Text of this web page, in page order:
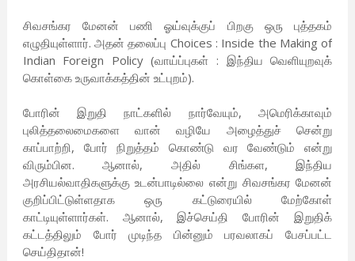
சிவசங்கர மேனன் பணி ஓய்வுக்குப் பிறகு ஒரு புத்தகம்
எழுதியுள்ளார். அதன் தலைப்பு Choices : Inside the Making of
Indian Foreign Policy (வாய்ப்புகள் : இந்திய வெளியுறவுக்
கொள்கை உருவாக்கத்தின் உட்புறம்).
போரின் இறுதி நாட்களில் நார்வேயும், அமெரிக்காவும்
புலித்தலைமைகளை வான் வழியே அழைத்துச் சென்று
காப்பாற்றி, போர் நிறுத்தம் கொண்டு வர வேண்டும் என்று
விரும்பின. ஆனால், அதில் சிங்கள, இந்திய
அரசியல்வாதிகளுக்கு உடன்பாடில்லை என்று சிவசங்கர மேனன்
குறிப்பிட்டுள்ளதாக ஒரு கட்டுரையில் மேற்கோள்
காட்டியுள்ளார்கள். ஆனால், இச்செய்தி போரின் இறுதிக்
கட்டத்திலும் போர் முடிந்த பின்னும் பரவலாகப் பேசப்பட்ட
செய்திதான்!